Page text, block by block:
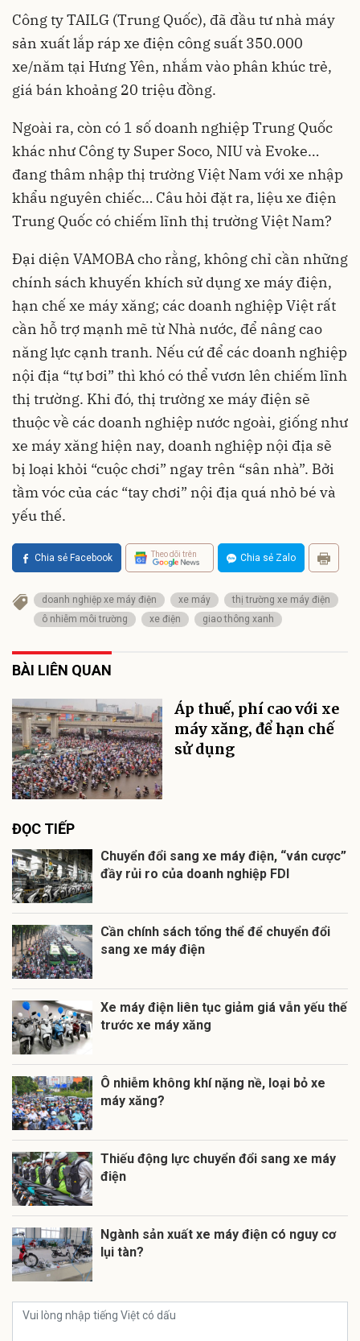
Công ty TAILG (Trung Quốc), đã đầu tư nhà máy
sản xuất lắp ráp xe điện công suất 350.000
xe/năm tại Hưng Yên, nhắm vào phân khúc trẻ,
giá bán khoảng 20 triệu đồng.
Ngoài ra, còn có 1 số doanh nghiệp Trung Quốc
khác như Công ty Super Soco, NIU và Evoke…
đang thâm nhập thị trường Việt Nam với xe nhập
khẩu nguyên chiếc… Câu hỏi đặt ra, liệu xe điện
Trung Quốc có chiếm lĩnh thị trường Việt Nam?
Đại diện VAMOBA cho rằng, không chỉ cần những
chính sách khuyến khích sử dụng xe máy điện,
hạn chế xe máy xăng; các doanh nghiệp Việt rất
cần hỗ trợ mạnh mẽ từ Nhà nước, để nâng cao
năng lực cạnh tranh. Nếu cứ để các doanh nghiệp
nội địa “tự bơi” thì khó có thể vươn lên chiếm lĩnh
thị trường. Khi đó, thị trường xe máy điện sẽ
thuộc về các doanh nghiệp nước ngoài, giống như
xe máy xăng hiện nay, doanh nghiệp nội địa sẽ
bị loại khỏi “cuộc chơi” ngay trên “sân nhà”. Bởi
tầm vóc của các “tay chơi” nội địa quá nhỏ bé và
yếu thế.
Chia sẻ Facebook Theo dõi trên Chia sẻ Zalo
doanh nghiệp xe máy điện xe máy
thị trường xe máy điện
ô nhiễm môi trường
xe điện giao thông xanh
BÀI LIÊN QUAN
Áp thuế, phí cao với xe
máy xăng, để hạn chế
sử dụng
ĐỌC TIẾP
Chuyển đổi sang xe máy điện, “ván cược”
đầy rủi ro của doanh nghiệp FDI
Cần chính sách tổng thể để chuyển đổi
sang xe máy điện
Xe máy điện liên tục giảm giá vẫn yếu thế
trước xe máy xăng
Ô nhiễm không khí nặng nề, loại bỏ xe
máy xăng?
Thiếu động lực chuyển đổi sang xe máy
điện
Ngành sản xuất xe máy điện có nguy cơ
lụi tàn?